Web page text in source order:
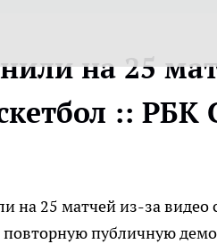
на 25
:: РБК
на 25 матчей из-за видео
публичную